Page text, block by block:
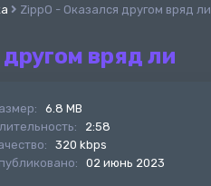
ZippO - Оказался другом вряд ли
вряд ли
6.8 MB
2:58
320 kbps
02 июнь 2023